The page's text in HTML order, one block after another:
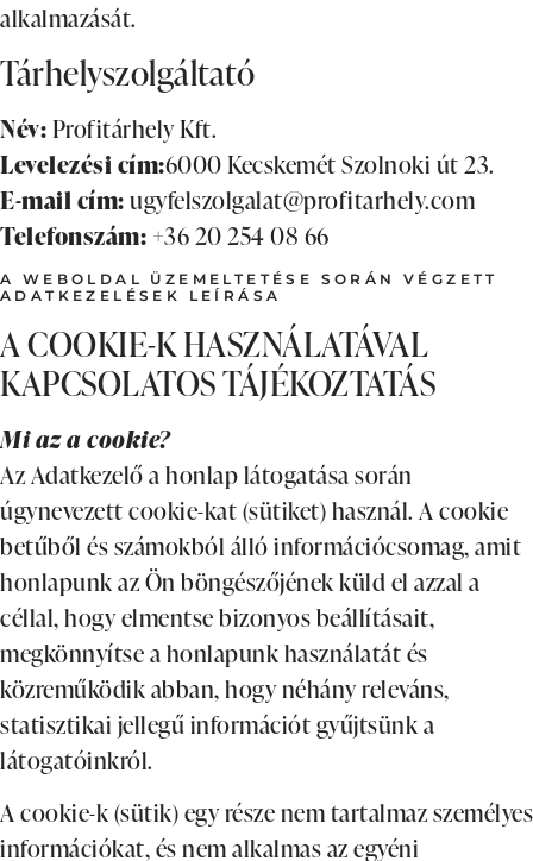
alkalmazását.
Tárhelyszolgáltató
Név:Profitárhely Kft.
Levelezési cím:6000 Kecskemét Szolnoki út 23.
E-mail cím:ugyfelszolgalat@profitarhely.com
Telefonszám: +36 20 254 08 66
A WEBOLDAL ÜZEMELTETÉSE SORÁN VÉGZETT
ADATKEZELÉSEK LEÍRÁSA
A COOKIE-K HASZNÁLATÁVAL
KAPCSOLATOS TÁJÉKOZTATÁS
Mi az a cookie?
Az Adatkezelő a honlap látogatása során
úgynevezett cookie-kat (sütiket) használ. A cookie
betűből és számokból álló információcsomag, amit
honlapunk az Ön böngészőjének küld el azzal a
céllal, hogy elmentse bizonyos beállításait,
megkönnyítse a honlapunk használatát és
közreműködik abban, hogy néhány releváns,
statisztikai jellegű információt gyűjtsünk a
látogatóinkról.
A cookie-k (sütik) egy része nem tartalmaz személyes
információkat, és nem alkalmas az egyéni